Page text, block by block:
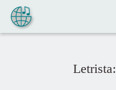
Pular para o conteúdo
Letrista: